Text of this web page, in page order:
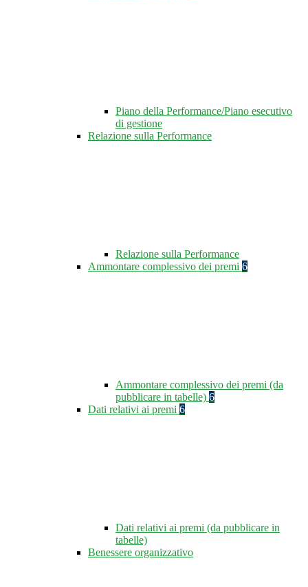
Piano della Performance/Piano esecutivo
di gestione
Relazione sulla Performance
Relazione sulla Performance
Ammontare complessivo dei premi 6
Ammontare complessivo dei premi (da
pubblicare in tabelle) 6
Dati relativi ai premi 6
Dati relativi ai premi (da pubblicare in
tabelle)
Benessere organizzativo